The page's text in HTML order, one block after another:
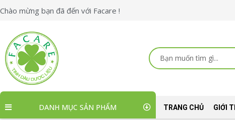
Nhảy
dung
Chào mừng bạn đã đến với Facare !
Search
...
DANH MỤC SẢN PHẨM TRANG CHỦ GIỚI